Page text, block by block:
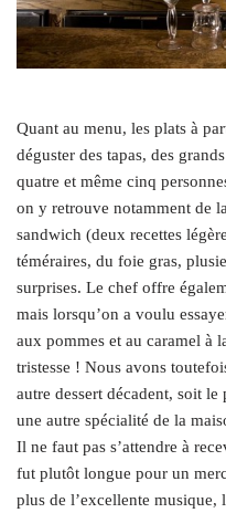
Quant au menu, les plats à
déguster des tapas, des
quatre et même cinq
on y retrouve notamment de
sandwich (deux recettes
téméraires, du foie gras,
surprises. Le chef offre
mais lorsqu’on a voulu
aux pommes et au caramel à
tristesse ! Nous avons
autre dessert décadent, soit
une autre spécialité de la
Il ne faut pas s’attendre à
fut plutôt longue pour un
plus de l’excellente musique,